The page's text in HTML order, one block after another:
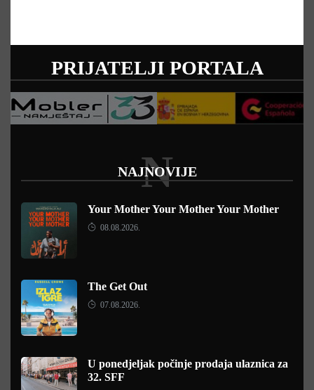
PRIJATELJI PORTALA
NAJNOVIJE
N
Your Mother Your Mother Your Mother
08.08.2026.
The Get Out
07.08.2026.
U ponedjeljak počinje prodaja ulaznica za
32. SFF